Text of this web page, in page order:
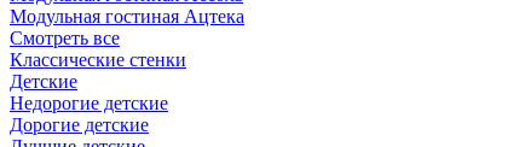
Модульная гостиная Ацтека
Смотреть все
Классические стенки
Детские
Недорогие детские
Дорогие детские